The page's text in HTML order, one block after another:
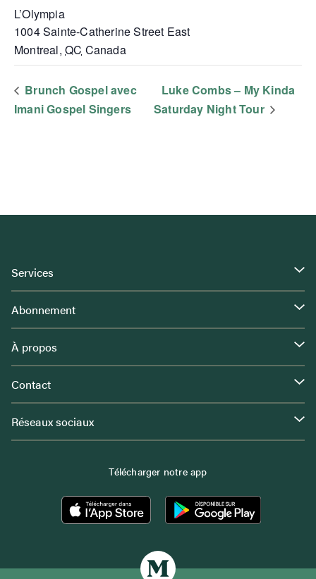
L’Olympia
1004 Sainte-Catherine Street East
Montreal, QC Canada
Brunch Gospel avec
Imani Gospel Singers
Luke Combs – My Kinda
Saturday Night Tour
Services
Abonnement
À propos
Contact
Réseaux sociaux
Télécharger notre app